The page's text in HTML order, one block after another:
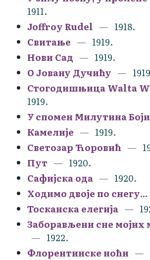
1911.
Joffroy Rudel
1918.
Свитање
1919.
Нови Сад
1919.
О Јовану Дучићу
Стогодишњица Walta
1919.
У спомен Милутина
Камелије
1919.
Светозар Ћоровић
Пут
1920.
Сафијска ода
1920.
Ходимо двоје по снегу...
Тосканска елегија
Заборављени сне мојих
1922.
Флорентинске ноћи